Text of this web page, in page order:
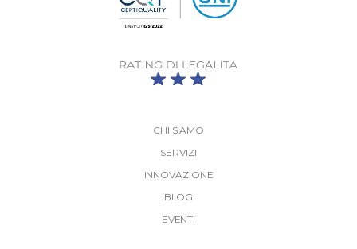
CHI SIAMO
SERVIZI
INNOVAZIONE
BLOG
EVENTI